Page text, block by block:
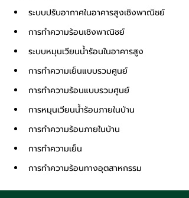
ระบบปรับอากาศในอาคารสูงเชิงพาณิชย์
การทำความร้อนเชิงพาณิชย์
ระบบหมุนเวียนน้ำร้อนในอาคารสูง
การทำความเย็นแบบรวมศูนย์
การทำความร้อนแบบรวมศูนย์
การหมุนเวียนน้ำร้อนภายในบ้าน
การทำความร้อนภายในบ้าน
การทำความเย็น
การทำความร้อนทางอุตสาหกรรม